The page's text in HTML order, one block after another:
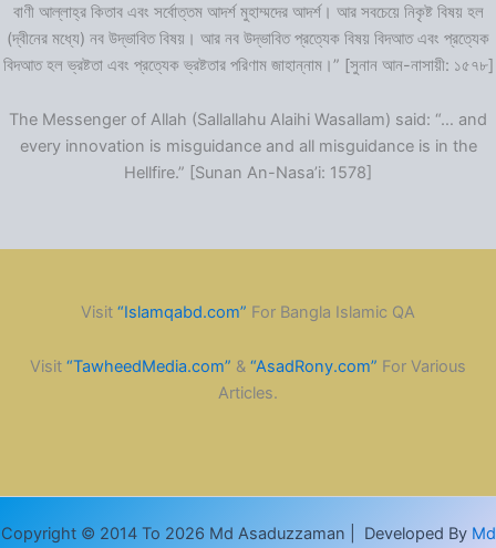
বাণী আল্লাহ্‌র কিতাব এবং সর্বোত্তম আদর্শ মুহাম্মদের আদর্শ। আর সবচেয়ে নিকৃষ্ট বিষয় হল
(দ্বীনের মধ্যে) নব উদ্ভাবিত বিষয়। আর নব উদ্ভাবিত প্রত্যেক বিষয় বিদআত এবং প্রত্যেক
বিদআত হল ভ্রষ্টতা এবং প্রত্যেক ভ্রষ্টতার পরিণাম জাহান্নাম।” [সুনান আন-নাসায়ী: ১৫৭৮]
The Messenger of Allah (Sallallahu Alaihi Wasallam) said: “… and
every innovation is misguidance and all misguidance is in the
Hellfire.” [Sunan An-Nasa’i: 1578]
Visit “Islamqabd.com” For Bangla Islamic QA
Visit “TawheedMedia.com” & “AsadRony.com” For Various
Articles.
Copyright © 2014 To 2026 Md Asaduzzaman | Developed By Md